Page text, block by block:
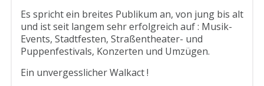
Es spricht ein breites Publikum an, von jung bis alt
und ist seit langem sehr erfolgreich auf : Musik-
Events, Stadtfesten, Straßentheater- und
Puppenfestivals, Konzerten und Umzügen.
Ein unvergesslicher Walkact !